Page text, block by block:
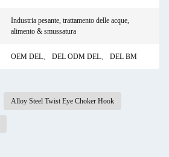
Industria pesante, trattamento delle acque,
alimento & smussatura
OEM DEL、 DEL ODM DEL、 DEL BM
Alloy Steel Twist Eye Choker Hook